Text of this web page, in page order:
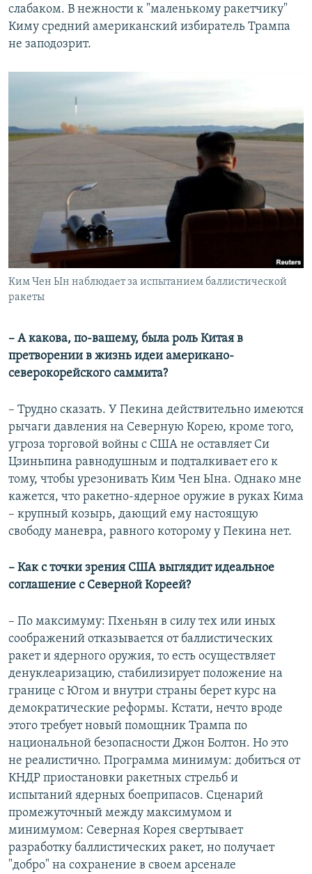
слабаком. В нежности к "маленькому ракетчику"
Киму средний американский избиратель Трампа
не заподозрит.
Ким Чен Ын наблюдает за испытанием баллистической
ракеты
– А какова, по-вашему, была роль Китая в
претворении в жизнь идеи американо-
северокорейского саммита?
– Трудно сказать. У Пекина действительно имеются
рычаги давления на Северную Корею, кроме того,
угроза торговой войны с США не оставляет Си
Цзиньпина равнодушным и подталкивает его к
тому, чтобы урезонивать Ким Чен Ына. Однако мне
кажется, что ракетно-ядерное оружие в руках Кима
– крупный козырь, дающий ему настоящую
свободу маневра, равного которому у Пекина нет.
– Как с точки зрения США выглядит идеальное
соглашение с Северной Кореей?
– По максимуму: Пхеньян в силу тех или иных
соображений отказывается от баллистических
ракет и ядерного оружия, то есть осуществляет
денуклеаризацию, стабилизирует положение на
границе с Югом и внутри страны берет курс на
демократические реформы. Кстати, нечто вроде
этого требует новый помощник Трампа по
национальной безопасности Джон Болтон. Но это
не реалистично. Программа минимум: добиться от
КНДР приостановки ракетных стрельб и
испытаний ядерных боеприпасов. Сценарий
промежуточный между максимумом и
минимумом: Северная Корея свертывает
разработку баллистических ракет, но получает
"добро" на сохранение в своем арсенале